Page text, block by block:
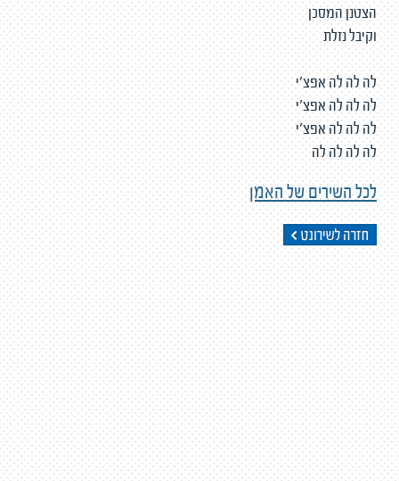
הצטנן המסכן
וקיבל נזלת
לה לה לה אפצ'י
לה לה לה אפצ'י
לה לה לה אפצ'י
לה לה לה לה
לכל השירים של האמן